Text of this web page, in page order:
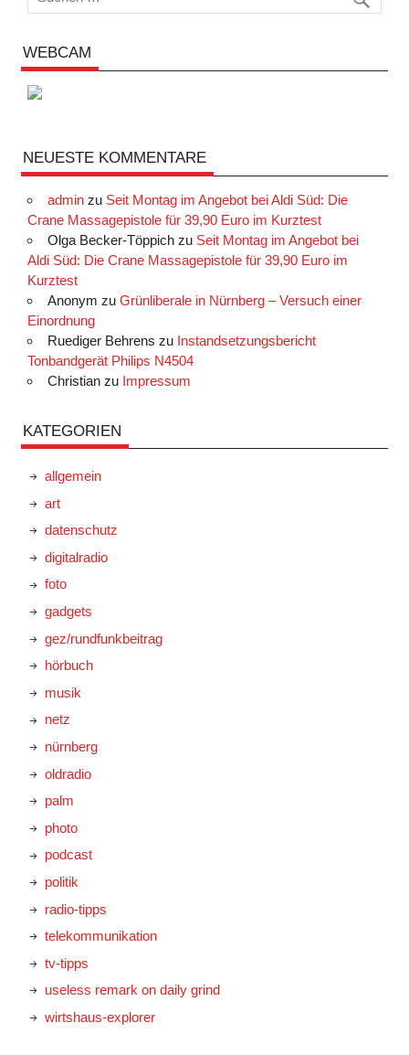
WEBCAM
NEUESTE KOMMENTARE
adminzu Seit Montag im Angebot bei Aldi Süd: Die
Crane Massagepistole für 39,90 Euro im Kurztest
Olga Becker-Töppichzu Seit Montag im Angebot bei
Aldi Süd: Die Crane Massagepistole für 39,90 Euro im
Kurztest
Anonym zu Grünliberale in Nürnberg – Versuch einer
Einordnung
Ruediger Behrens zu Instandsetzungsbericht
Tonbandgerät Philips N4504
Christianzu Impressum
KATEGORIEN
allgemein
art
datenschutz
digitalradio
foto
gadgets
gez/rundfunkbeitrag
hörbuch
musik
netz
nürnberg
oldradio
palm
photo
podcast
politik
radio-tipps
telekommunikation
tv-tipps
useless remark on daily grind
wirtshaus-explorer